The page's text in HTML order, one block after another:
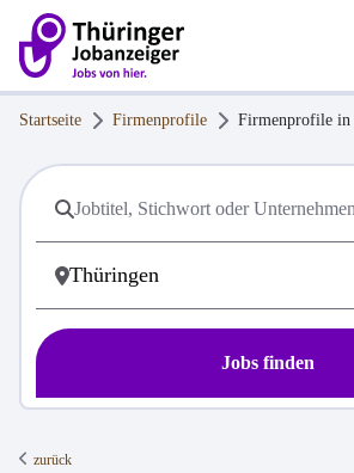
Startseite Firmenprofile Firmenprofile in
Jobs finden
zurück